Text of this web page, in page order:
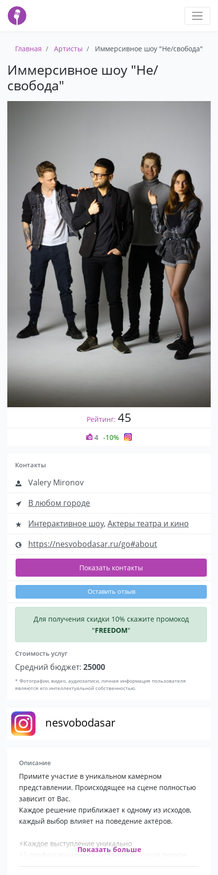
Главная Артисты Иммерсивное шоу "Не/свобода"
Иммерсивное шоу "Не/
свобода"
Рейтинг: 45
4 -10%
Контакты
Valery Mironov
В любом городе
Интерактивное шоу, Актеры театра и кино
https://nesvobodasar.ru/go#about
Показать контакты
Оставить отзыв
Для получения скидки 10% скажите промокод
"FREEDOM"
Стоимость услуг
Средний бюджет: 25000
* Фотографии, видео, аудиозаписи, личная информация пользователя
являются его интеллектуальной собственностью.
nesvobodasar
Описание
Примите участие в уникальном камерном
представлении. Происходящее на сцене полностью
зависит от Вас.
Каждое решение приближает к одному из исходов,
каждый выбор влияет на поведение актёров.
⚡Каждое выступление уникально
⚡5 профессиональных актёров обеспечат полное
погружение в историю
Показать больше